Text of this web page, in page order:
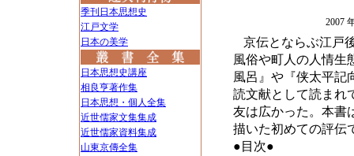
季刊日本思想史
江戸文学
日本の美学
日本思想史講座
相良亨著作集
日本思想・個人全集
近世儒家文集集成
近世儒家資料集成
山東京傳全集
2007
京伝とならぶ江戸
風俗や町人の人情生
風呂』や『侠太平記
読文献として読まれ
友は広かった。本書
描いた初めての評伝
●目次●